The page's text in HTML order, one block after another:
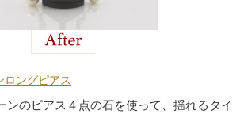
ロングピアス
ンのピアス４点の石を使って、揺れるタイ